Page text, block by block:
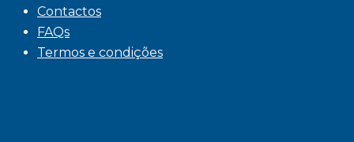
Contactos
FAQs
Termos e condições